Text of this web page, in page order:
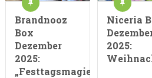
Brandnooz
Box
Dezember
2025:
„Festtagsmagie“
Niceria
2025: